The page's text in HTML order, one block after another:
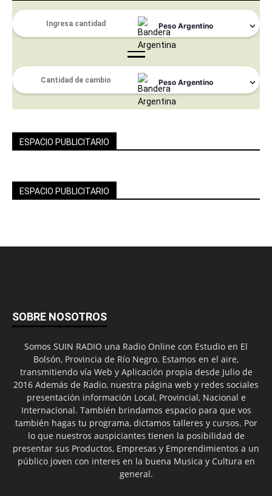
ESPACIO PUBLICITARIO
ESPACIO PUBLICITARIO
SOBRE NOSOTROS
Somos SUIN RADIO una Radio Online con Estudio en El
Bolsón, Provincia de Río Negro. Estamos en el aire,
transmitiendo vía Web y Aplicación propia desde Julio de
2016 Además de Radio, nuestra página web y redes sociales
presentación información Local, Provincial, Nacional e
Internacional. También brindamos espacio para que vos
también hagas tu programa, dictamos talleres y cursos. Por
lo que nuestros auspiciantes tienen la posibilidad de
presentar sus Productos, Empresas y Emprendimientos a un
público joven con interes en la buena Musica y Cultura en
general.